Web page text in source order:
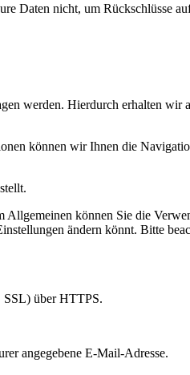
Daten nicht, um Rückschlüsse
werden. Hierdurch erhalten wir
können wir Ihnen die
Allgemeinen können Sie die
ändern könnt. Bitte
SSL) über HTTPS.
angegebene E-Mail-Adresse.